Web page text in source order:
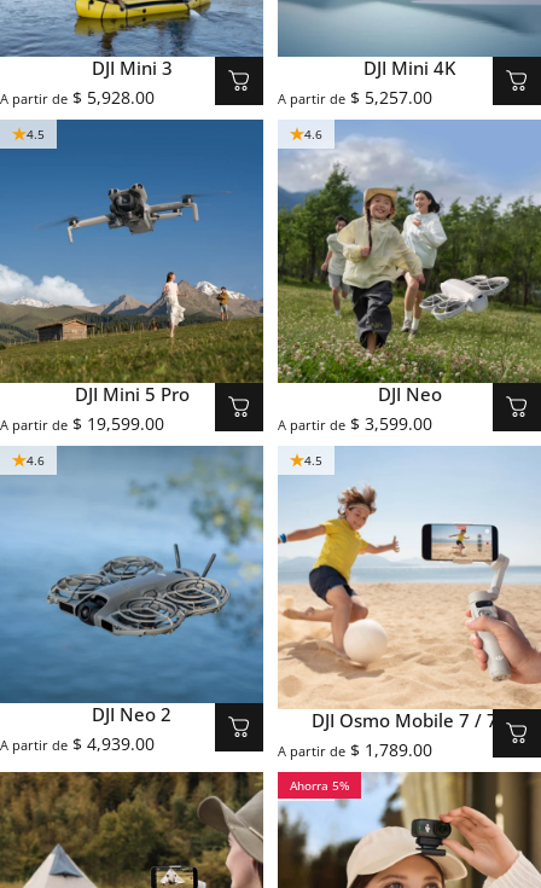
DJI Mini 3
A partir de $ 5,928.00
DJI Mini 4K
A partir de $ 5,257.00
4.5
DJI Mini 5 Pro
A partir de $ 19,599.00
4.6
DJI Neo
A partir de $ 3,599.00
4.6
DJI Neo 2
A partir de $ 4,939.00
4.5
DJI Osmo Mobile 7 / 7P
A partir de $ 1,789.00
4.0
Ahorra 5%